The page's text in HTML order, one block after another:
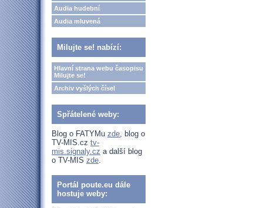
Audia hudební
Audia mluvená
Milujte se! nabízí:
Hlavní strana webu časopisu
Milujte se!
Archiv vyšlých čísel
Spřátelené weby:
Blog o FATYMu zde, blog o
TV-MIS.cz tv-
mis.signaly.cz a další blog
o TV-MIS zde.
Portál poute.eu dále
hostuje weby: